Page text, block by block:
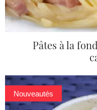
Pâtes à la
Nouveautés